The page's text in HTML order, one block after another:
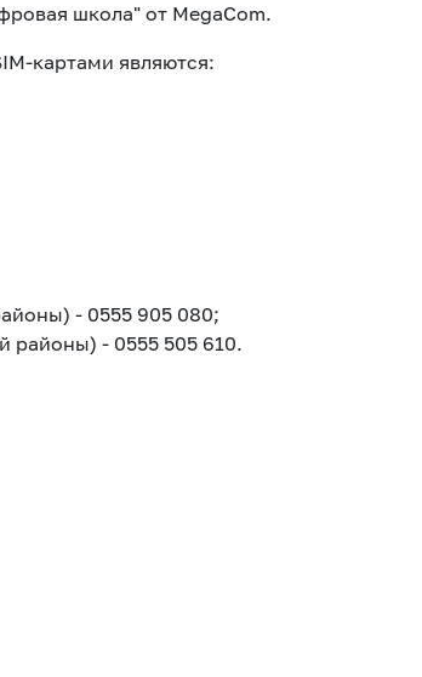
школа" от MegaCom.
картами являются:
- 0555 905 080;
районы) - 0555 505 610.